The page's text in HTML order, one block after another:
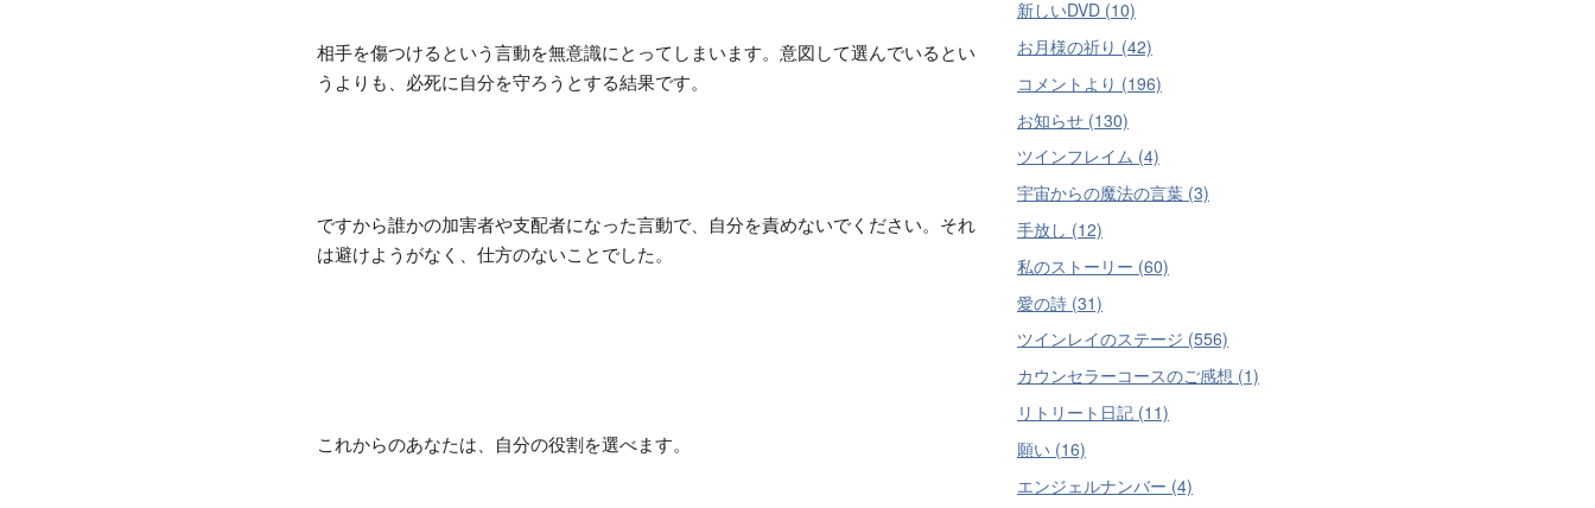
相手を傷つけるという言動を無意識にとってしまいます。意図して選んでいるとい
うよりも、必死に自分を守ろうとする結果です。
ですから誰かの加害者や支配者になった言動で、自分を責めないでください。それ
は避けようがなく、仕方のないことでした。
これからのあなたは、自分の役割を選べます。
新しいDVD (10)
お月様の祈り (42)
コメントより (196)
お知らせ (130)
ツインフレイム (4)
宇宙からの魔法の言葉 (3)
手放し (12)
私のストーリー (60)
愛の詩 (31)
ツインレイのステージ (556)
カウンセラーコースのご感想 (1)
リトリート日記 (11)
願い (16)
エンジェルナンバー (4)